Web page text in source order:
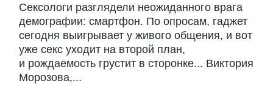
Сексологи разглядели неожиданного врага
демографии: смартфон. По опросам, гаджет
сегодня выигрывает у живого общения, и вот
уже секс уходит на второй план,
и рождаемость грустит в сторонке... Виктория
Морозова,...